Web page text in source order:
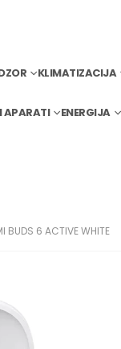
KLIMATIZACIJA
APARATI ENERGIJA
BUDS 6 ACTIVE WHITE